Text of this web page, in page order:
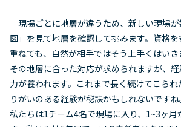
現場ごとに地層が違うため、新しい現場
図」を見て地層を確認して挑みます。資格
重ねても、自然が相手ではそう上手くはいき
その地層に合った対応が求められますが、
力が養われます。これまで長く続けてこら
りがいのある経験が秘訣かもしれないですね
私たちは1チーム4名で現場に入り、1~3ヶ月